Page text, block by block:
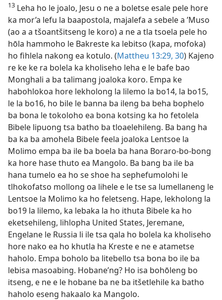
13 Leha ho le joalo, Jesu o ne a boletse esale pele hore
ka mor’a lefu la baapostola, majalefa a sebele a ’Muso
(ao a a tšoantšitseng le koro) a ne a tla tsoela pele ho
hōla hammoho le Bakreste ka lebitso (kapa, mofoka)
ho fihlela nakong ea kotulo. (Mattheu 13:29, 30) Kajeno
re ke ke ra bolela ka kholiseho leha e le bafe bao
Monghali a ba talimang joaloka koro. Empa ke
habohlokoa hore lekholong la lilemo la bo14, la
bo15, le la bo16, ho bile le banna ba ileng ba beha
bophelo ba bona le tokoloho ea bona kotsing ka ho
fetolela Bibele lipuong tsa batho ba tloaelehileng. Ba
bang ha ba ka ba amohela Bibele feela joaloka Lentsoe
la Molimo empa ba ile ba boela ba hana Boraro-bo-
bong ka hore hase thuto ea Mangolo. Ba bang ba ile
ba hana tumelo ea ho se shoe ha sephefumolohi le
tlhokofatso mollong oa lihele e le tse sa lumellaneng le
Lentsoe la Molimo ka ho feletseng. Hape, lekholong la
bo19 la lilemo, ka lebaka la ho ithuta Bibele ka ho
eketsehileng, lihlopha United States, Jeremane,
Engelane le Russia li ile tsa qala ho bolela ka kholiseho
hore nako ea ho khutla ha Kreste e ne e atametse
haholo. Empa boholo ba litebello tsa bona bo ile ba
lebisa masoabing. Hobane’ng? Ho isa bohōleng bo
itseng, e ne e le hobane ba ne ba itšetlehile ka batho
haholo eseng hakaalo ka Mangolo.